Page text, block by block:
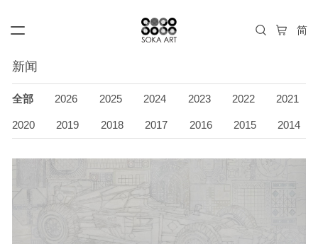
新闻
全部 2026 2025 2024 2023 2022 2021
2020 2019 2018 2017 2016 2015 2014